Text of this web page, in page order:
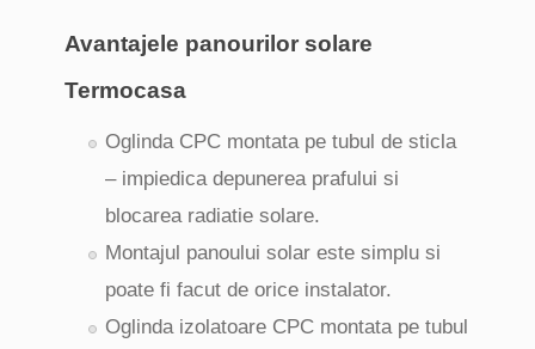
Avantajele panourilor solare
Termocasa
Oglinda CPC montata pe tubul de sticla
– impiedica depunerea prafului si
blocarea radiatie solare.
Montajul panoului solar este simplu si
poate fi facut de orice instalator.
Oglinda izolatoare CPC montata pe tubul